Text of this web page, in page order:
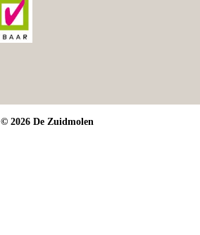
© 2026 De Zuidmolen